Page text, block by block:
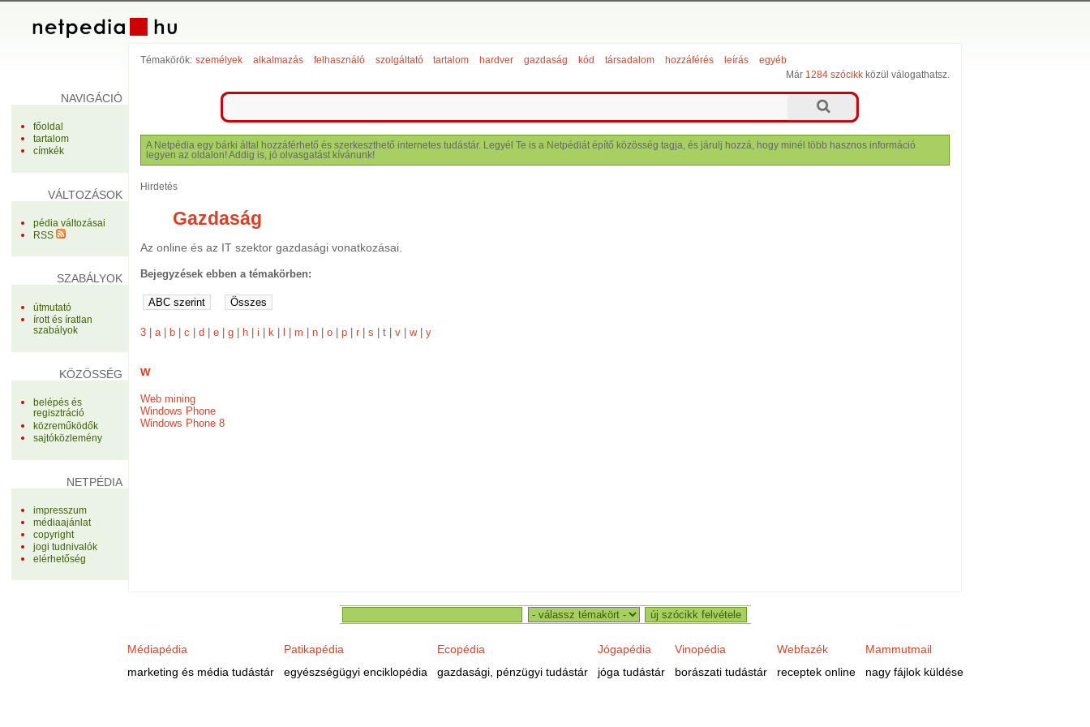
NAVIGÁCIÓ
főoldal
tartalom
címkék
VÁLTOZÁSOK
pédia változásai
RSS
SZABÁLYOK
útmutató
írott és íratlan
szabályok
KÖZÖSSÉG
belépés és
regisztráció
közreműködők
sajtóközlemény
NETPÉDIA
impresszum
médiaajánlat
copyright
jogi tudnivalók
elérhetőség
Témakörök: személyek alkalmazás felhasználó szolgáltató tartalom hardver gazdaság kód társadalom hozzáférés leírás
egyéb
Már 1284 szócikkközül válogathatsz.
A Netpédia egy bárki által hozzáférhető és szerkeszthető internetes tudástár. Legyél Te is a Netpédiát építő közösség tagja, és járulj hozzá, hogy minél több hasznos információ
legyen az oldalon! Addig is, jó olvasgatást kívánunk!
Hirdetés
Gazdaság
Az online és az IT szektor gazdasági vonatkozásai.
Bejegyzések ebben a témakörben:
3 |a |b |c |d |e |g | h |i |k |l |m |n |o |p |r |s |t |v |w|y
w
Web mining
Windows Phone
Windows Phone 8
Médiapédia Patikapédia Ecopédia Jógapédia Vinopédia Webfazék
Mammutmail
marketing és média tudástár
egyészségügyi enciklopédia gazdasági, pénzügyi tudástár jóga tudástár borászati tudástár receptek online nagy fájlok küldése